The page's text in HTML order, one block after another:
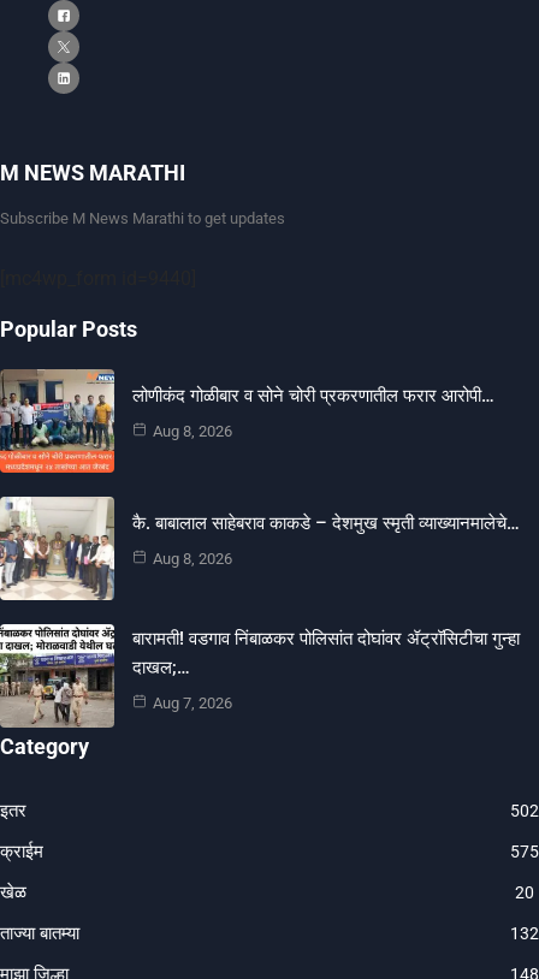
M NEWS MARATHI
Subscribe M News Marathi to get updates
Popular Posts
लोणीकंद गोळीबार व सोने चोरी प्रकरणातील फरार आरोपी…
Aug 8, 2026
कै. बाबालाल साहेबराव काकडे – देशमुख स्मृती व्याख्यानमालेचे…
Aug 8, 2026
बारामती! वडगाव निंबाळकर पोलिसांत दोघांवर ॲट्रॉसिटीचा गुन्हा
दाखल;…
Aug 7, 2026
Category
इतर 502
क्राईम 575
खेळ 20
ताज्या बातम्या 132
माझा जिल्हा